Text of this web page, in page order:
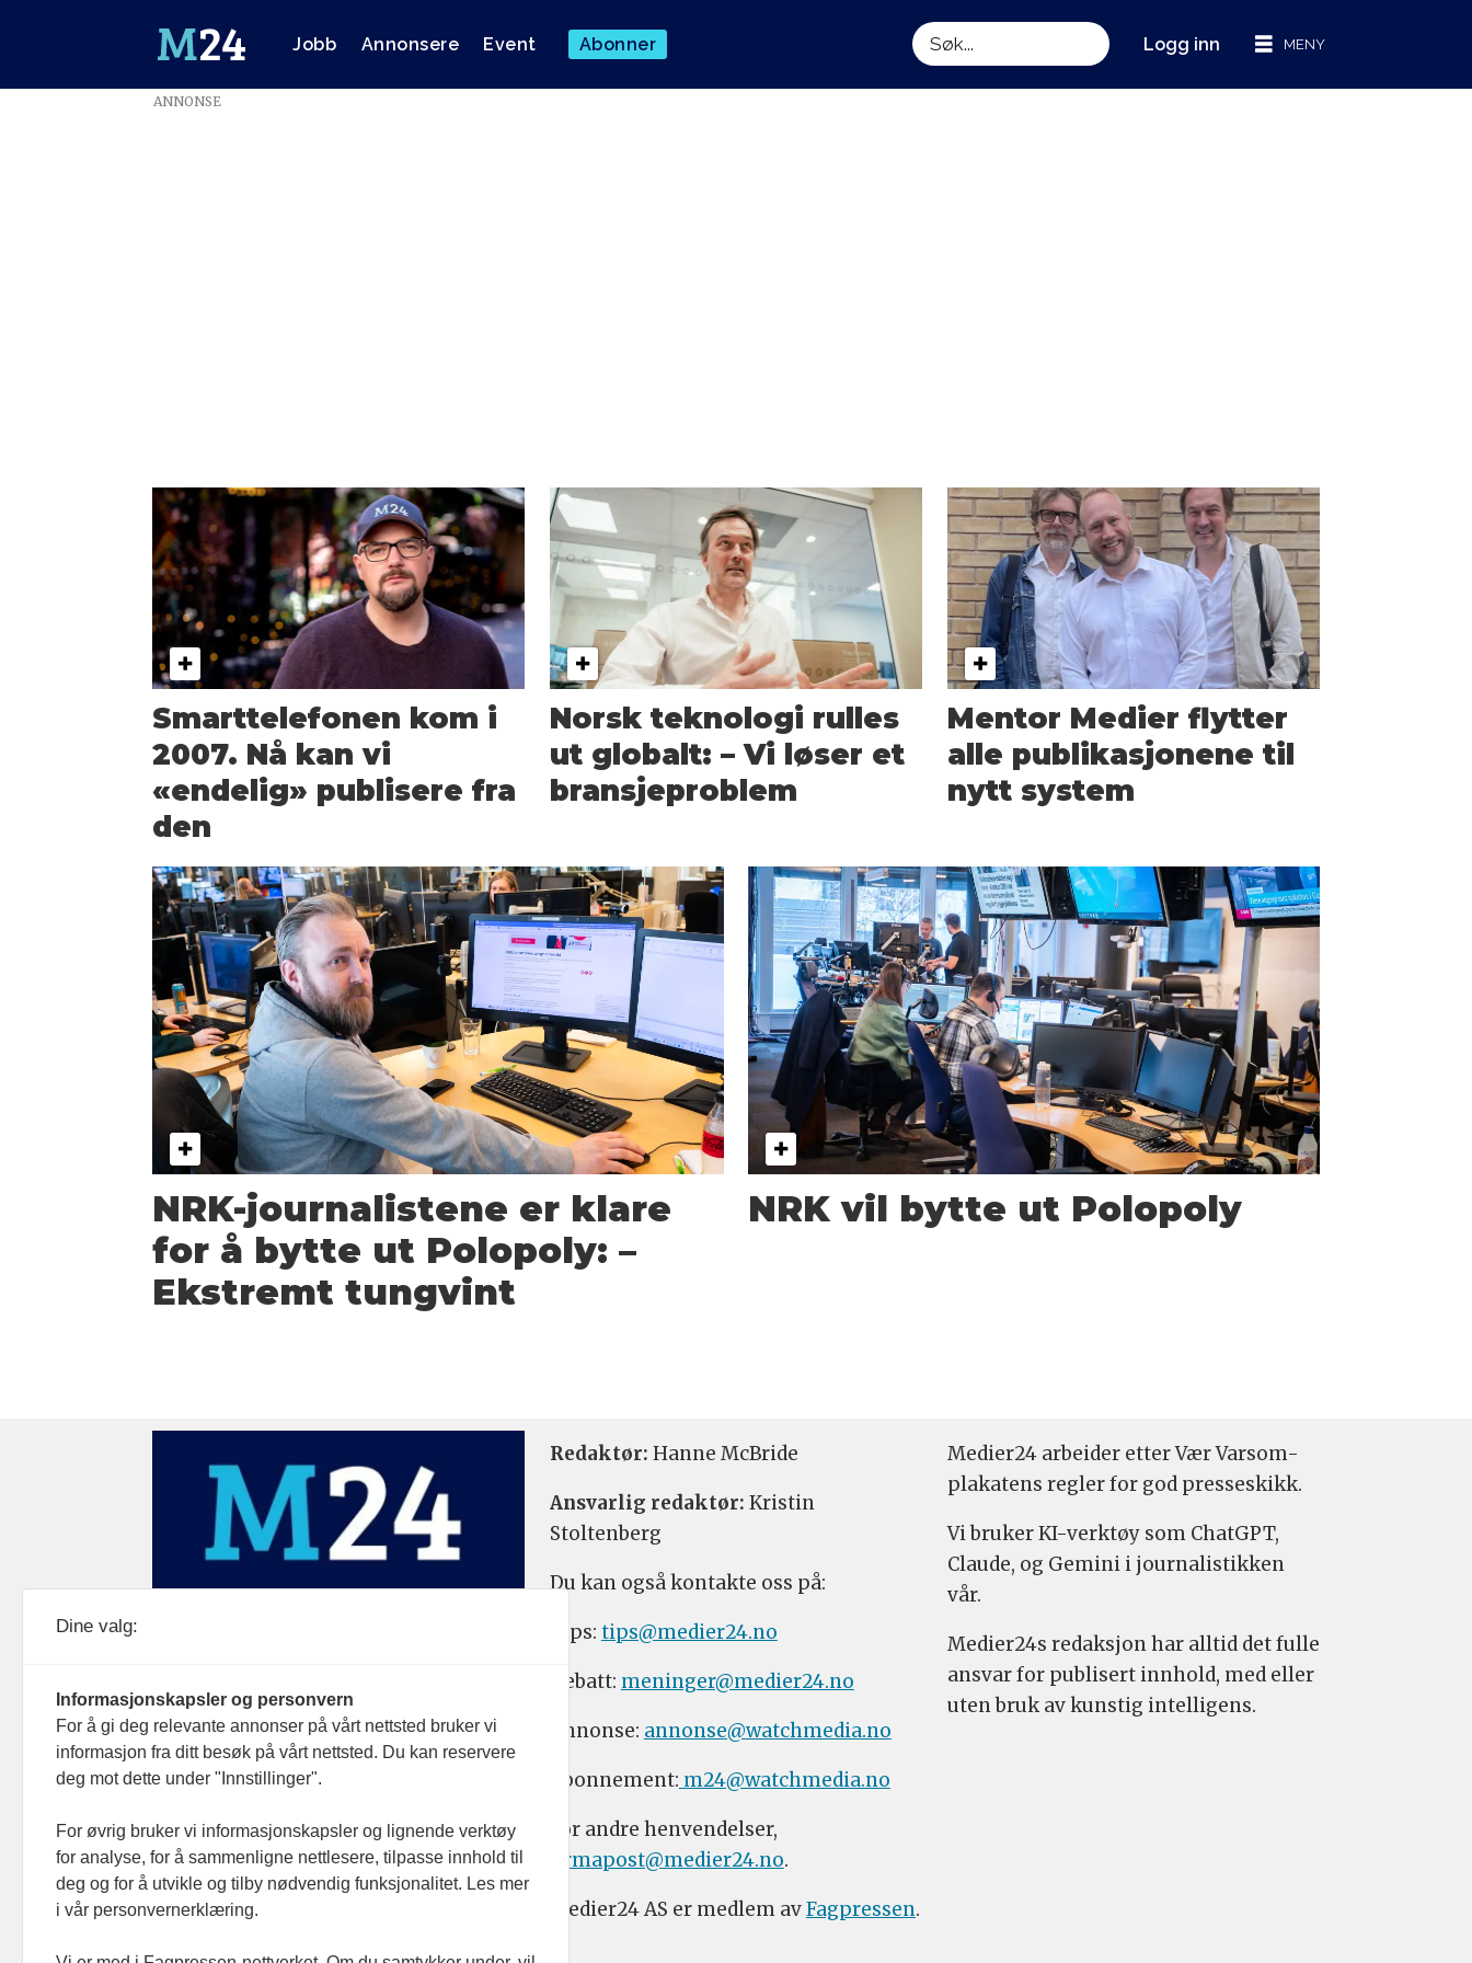
Jobb Annonsere Event Abonner
Søk
Logg inn
Emne:ANNONSE
Smarttelefonen kom i
2007. Nå kan vi
«endelig» publisere fra
den
Norsk teknologi rulles
ut globalt: – Vi løser et
bransjeproblem
Mentor Medier flytter
alle publikasjonene til
nytt system
NRK-journalistene er klare
for å bytte ut Polopoly: –
Ekstremt tungvint
NRK vil bytte ut Polopoly
Redaktør: Hanne McBride
Ansvarlig redaktør: Kristin
Stoltenberg
Du kan også kontakte oss på:
Tips: tips@medier24.no
Debatt: meninger@medier24.no
Annonse: annonse@watchmedia.no
Abonnement: m24@watchmedia.no
For andre henvendelser,
firmapost@medier24.no.
Medier24 AS er medlem avFagpressen.
Medier24 arbeider etter Vær Varsom-
plakatens regler for god presseskikk.
Vi bruker KI-verktøy som ChatGPT,
Claude, og Gemini i journalistikken
vår.
Medier24s redaksjon har alltid det fulle
ansvar for publisert innhold, med eller
uten bruk av kunstig intelligens.
Dine valg:
Informasjonskapsler og personvern
For å gi deg relevante annonser på vårt nettsted bruker vi
informasjon fra ditt besøk på vårt nettsted. Du kan reservere
deg mot dette under "Innstillinger".
For øvrig bruker vi informasjonskapsler og lignende verktøy
for analyse, for å sammenligne nettlesere, tilpasse innhold til
deg og for å utvikle og tilby nødvendig funksjonalitet. Les mer
i vår personvernerklæring.